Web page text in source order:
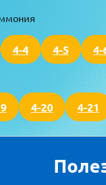
4-4 4-5 4-
4-20 4-21